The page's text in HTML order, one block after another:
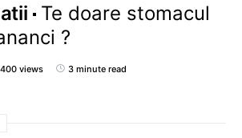
Te doare stomacul
?
400 views 3 minute read